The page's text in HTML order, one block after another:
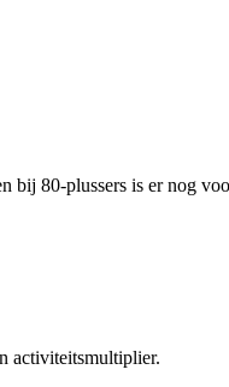
bij 80-plussers is er nog
activiteitsmultiplier.